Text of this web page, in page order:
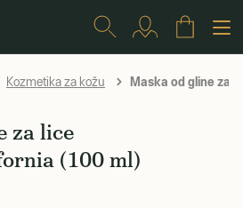
Kozmetika za kožu Maska od gline za
za lice
(100 ml)